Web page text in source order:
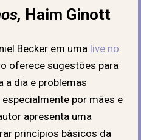
Haim Ginott
Becker em uma live no
oferece sugestões para
a dia e problemas
por mães e
apresenta uma
princípios básicos da